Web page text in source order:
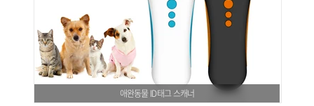
애완동물 ID태그 스캐너